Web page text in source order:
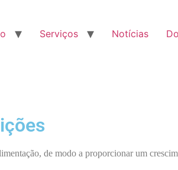
Serviços Notícias
de modo a proporcionar um